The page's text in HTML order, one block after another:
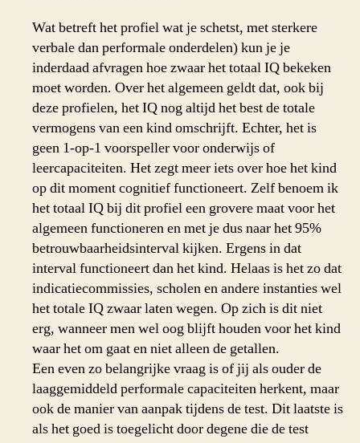
Wat betreft het profiel wat je schetst, met sterkere
verbale dan performale onderdelen) kun je je
inderdaad afvragen hoe zwaar het totaal IQ bekeken
moet worden. Over het algemeen geldt dat, ook bij
deze profielen, het IQ nog altijd het best de totale
vermogens van een kind omschrijft. Echter, het is
geen 1-op-1 voorspeller voor onderwijs of
leercapaciteiten. Het zegt meer iets over hoe het kind
op dit moment cognitief functioneert. Zelf benoem ik
het totaal IQ bij dit profiel een grovere maat voor het
algemeen functioneren en met je dus naar het 95%
betrouwbaarheidsinterval kijken. Ergens in dat
interval functioneert dan het kind. Helaas is het zo dat
indicatiecommissies, scholen en andere instanties wel
het totale IQ zwaar laten wegen. Op zich is dit niet
erg, wanneer men wel oog blijft houden voor het kind
waar het om gaat en niet alleen de getallen.
Een even zo belangrijke vraag is of jij als ouder de
laaggemiddeld performale capaciteiten herkent, maar
ook de manier van aanpak tijdens de test. Dit laatste is
als het goed is toegelicht door degene die de test